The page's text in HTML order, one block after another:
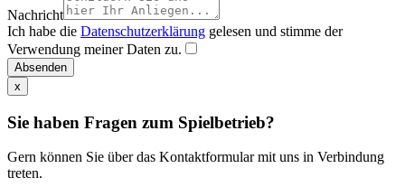
Nachricht
Ich habe die Datenschutzerklärung gelesen und stimme der
Verwendung meiner Daten zu.
Absenden
x
Sie haben Fragen zum Spielbetrieb?
Gern können Sie über das Kontaktformular mit uns in Verbindung
treten.